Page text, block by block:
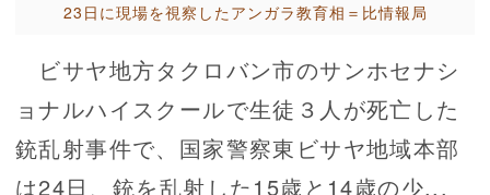
23日に現場を視察したアンガラ教育相＝比情報局
ビサヤ地方タクロバン市のサンホセナシ
ョナルハイスクールで生徒３人が死亡した
銃乱射事件で、国家警察東ビサヤ地域本部
は24日、銃を乱射した15歳と14歳の少...